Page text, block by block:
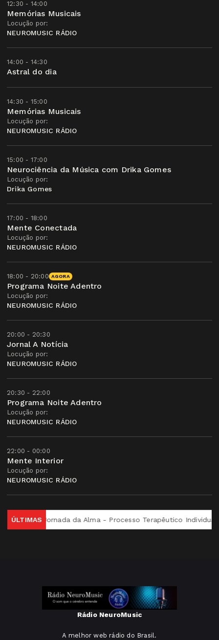
12:30 - 14:00
Memórias Musicais
Locução por:
NEUROMUSIC RÁDIO
14:00 - 14:30
Astral do dia
14:30 - 15:00
Memórias Musicais
Locução por:
NEUROMUSIC RÁDIO
15:00 - 17:00
Neurociência da Música com Drika Gomes
Locução por:
Drika Gomes
17:00 - 18:00
Mente Conectada
Locução por:
NEUROMUSIC RÁDIO
18:00 - 20:00 AGORA
Programa Noite Adentro
Locução por:
NEUROMUSIC RÁDIO
20:00 - 20:30
Jornal A Notícia
Locução por:
NEUROMUSIC RÁDIO
20:30 - 22:00
Programa Noite Adentro
Locução por:
NEUROMUSIC RÁDIO
22:00 - 00:00
Mente Interior
Locução por:
NEUROMUSIC RÁDIO
ÚLTIMAS
Si Jornada da Alma - Processo Terapêutico Individual
Rádio NeuroMusic
A melhor web rádio do Brasil.